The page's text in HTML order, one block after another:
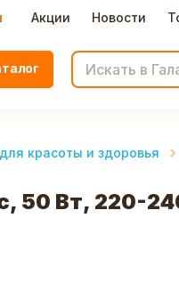
Акции Новости
красоты и здоровья
50 Вт, 220-